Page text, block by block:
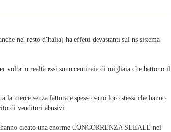
nel resto d'Italia) ha effetti devastanti sul ns sistema
volta in realtà essi sono centinaia di migliaia che battono il
merce senza fattura e spesso sono loro stessi che hanno
di venditori abusivi.
creato una enorme CONCORRENZA SLEALE nei